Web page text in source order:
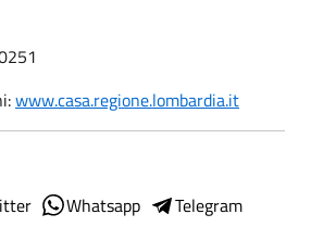
www.casa.regione.lombardia.it
Whatsapp
Telegram